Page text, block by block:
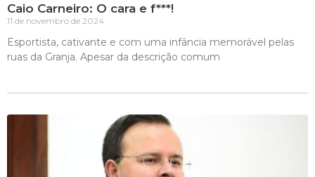
Caio Carneiro: O cara e f***!
11 de novembro de 2024
Esportista, cativante e com uma infância memorável pelas
ruas da Granja. Apesar da descrição comum